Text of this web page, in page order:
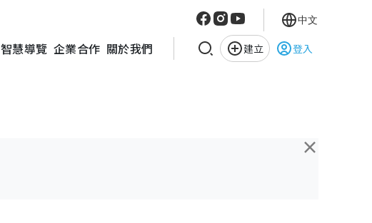
智慧導覽 企業合作 關於我們 建立 登入
中文
×